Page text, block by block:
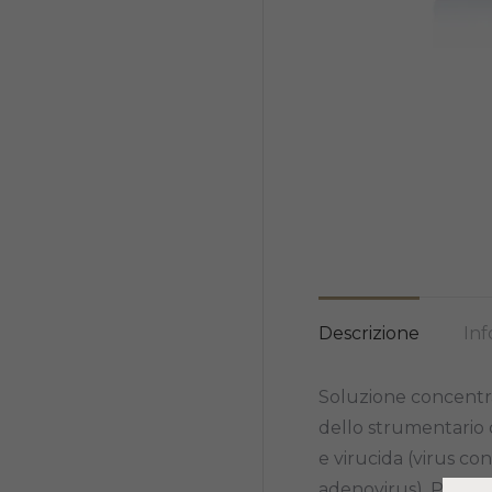
Descrizione
Soluzione
dello strumentario
e virucida (virus